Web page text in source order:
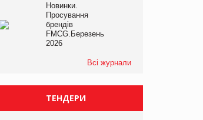
Новинки.
Просування
брендів
FMCG.Березень
2026
Всі журнали
ТЕНДЕРИ